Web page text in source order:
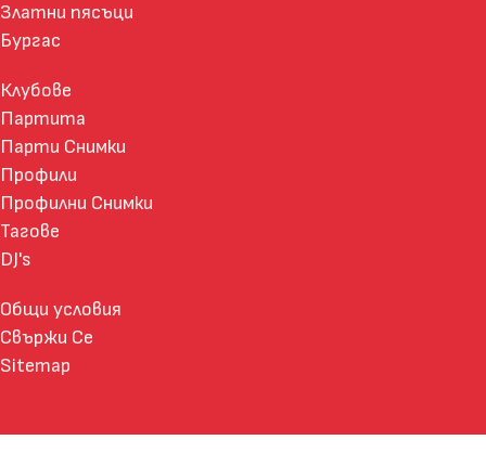
Златни пясъци
Бургас
Клубове
Партита
Парти Снимки
Профили
Профилни Снимки
Тагове
DJ's
Общи условия
Свържи Се
Sitemap